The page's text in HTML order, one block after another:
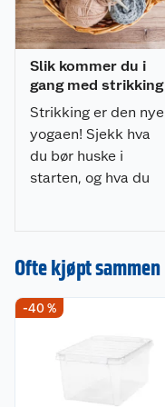
Slik kommer du i
gang med strikking
Strikking er den nye
yogaen! Sjekk hva
du bør huske i
starten, og hva du
Ofte kjøpt sammen
-40 %
Kundeservice